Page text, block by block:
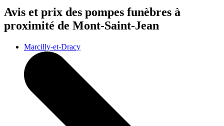
Avis et prix des pompes funèbres à
proximité de Mont-Saint-Jean
Marcilly-et-Dracy